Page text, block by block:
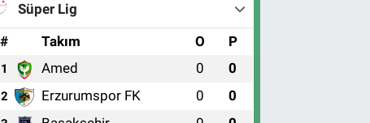
Süper Lig
#
Takım O P
1 Amed 0 0
2 Erzurumspor FK 0 0